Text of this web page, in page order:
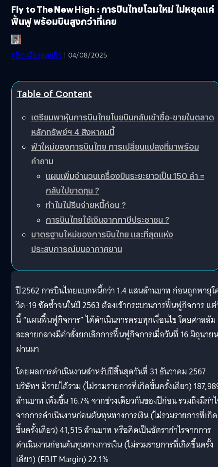
Fly to The New High : การบินไทยโฉมใหม่ ไม่หยุดแค่
ฟื้นฟู พร้อมบินสูงกว่าที่เคย
ภูษิต เรืองอุดมกิจ | 04/08/2025
Table of Content
เตรียมพาหุ้นการบินไทยโบยบินกลับเข้าซื้อ-ขายในตลาด
หลักทรัพย์ฯ 4 สิงหาคมนี้
ฟ้าใหม่ของการบินไทย การเปลี่ยนแปลงที่มาพร้อม
คำถาม
แผนเพิ่มจำนวนเครื่องบินระยะยาวเป็น 150 ลำ =
กลับไปขาดทุน ?
ทำไมไม่รีบจ่ายหนี้ก่อน ?
การบินไทยใช้เงินจากภาษีประชาชน ?
มาตรฐานใหม่ของการบินไทย และที่สุดแห่ง
ประสบการณ์บนอากาศยาน
ปี 2562 การบินไทยแบกหนี้กว่า 1.4 แสนล้านบาท ก่อนถูกพายุโ
วิด‑19 ซัดซ้ำจนในปี 2563 ต้องเข้ากระบวนการฟื้นฟูกิจการ แ
นี้ “แผนฟื้นฟูกิจการ” ได้ดำเนินการครบทุกเงื่อนไข โดยศาลล้ม
ละลายกลางมีคำสั่งยกเลิกการฟื้นฟูกิจการเมื่อวันที่ 16 มิถุนาย
ผ่านมา
โดยผลการดำเนินงานสำหรับปีสิ้นสุดวันที่ 31 ธันวาคม 2567
บริษัทฯ มีรายได้รวม (ไม่รวมรายการที่เกิดขึ้นครั้งเดียว)
ล้านบาท เพิ่มขึ้น 16.7% จากช่วงเดียวกันของปีก่อน รวมถึงมีกำ
จากการดำเนินงานก่อนต้นทุนทางการเงิน (ไม่รวมรายการที่เกิด
ขึ้นครั้งเดียว) 41,515 ล้านบาท หรือคิดเป็นอัตรากำไรจากการ
ดำเนินงานก่อนต้นทุนทางการเงิน (ไม่รวมรายการที่เกิดขึ้นครั้ง
เดียว) (EBIT Margin) 22.1%